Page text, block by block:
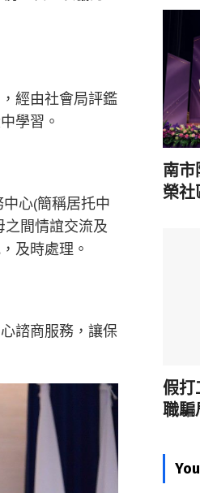
經由社會局評鑑
學習。
心(簡稱居托中
間情誼交流及
及時處理。
諮商服務，讓保
南市
榮社
假打
職騙